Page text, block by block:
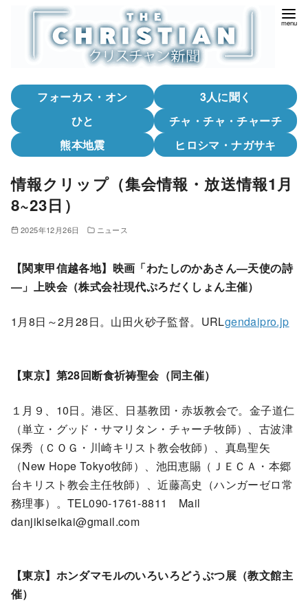
フォーカス・オン
3人に聞く
ひと
チャ・チャ・チャーチ
熊本地震
ヒロシマ・ナガサキ
情報クリップ（集会情報・放送情報1月
8~23日）
2025年12月26日 ニュース
【関東甲信越各地】映画「わたしのかあさん―天使の詩
―」上映会（株式会社現代ぷろだくしょん主催）
1月8日～2月28日。山田火砂子監督。URLgendaipro.jp
【東京】第28回断食祈祷聖会（同主催）
１月９、10日。港区、日基教団・赤坂教会で。金子道仁
（単立・グッド・サマリタン・チャーチ牧師）、古波津
保秀（ＣＯＧ・川崎キリスト教会牧師）、真島聖矢
（New Hope Tokyo牧師）、池田恵賜（ＪＥＣＡ・本郷
台キリスト教会主任牧師）、近藤高史（ハンガーゼロ常
務理事）。TEL090-1761-8811 Mail
danjikiseikai@gmail.com
【東京】ホンダマモルのいろいろどうぶつ展（教文館主
催）